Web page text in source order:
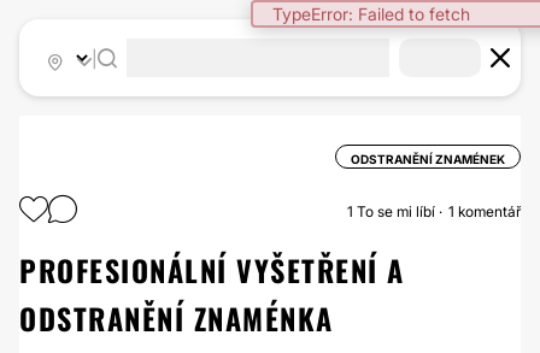
TypeError: Failed to fetch
ODSTRANĚNÍ ZNAMÉNEK
1 To se mi líbí 1 komentář
PROFESIONÁLNÍ VYŠETŘENÍ A
ODSTRANĚNÍ ZNAMÉNKA